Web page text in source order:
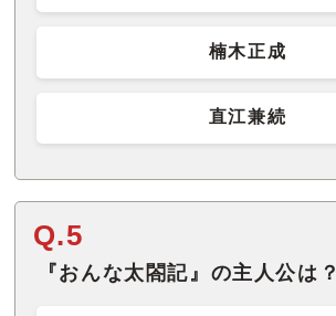
楠木正成
直江兼続
Q.5
『おんな太閤記』の主人公は？